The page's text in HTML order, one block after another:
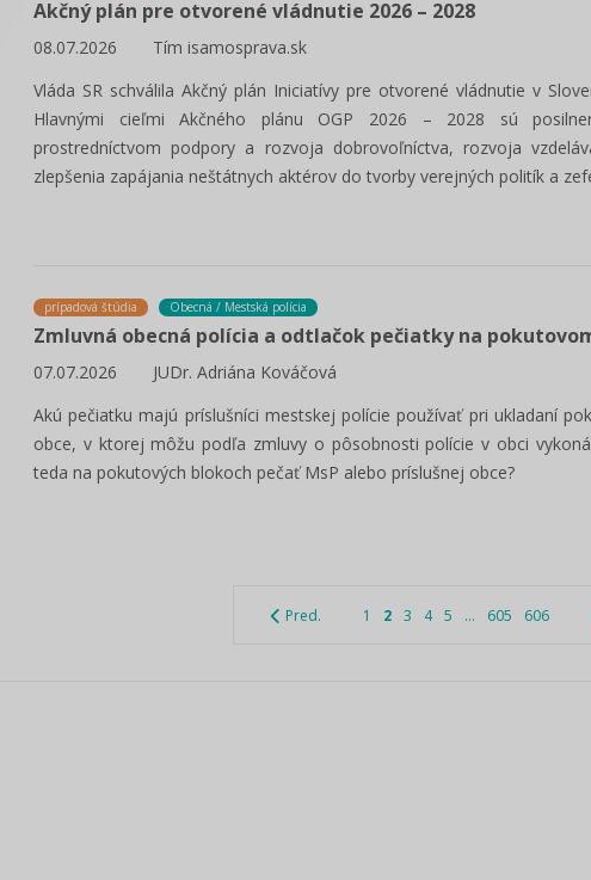
Akčný plán pre otvorené vládnutie 2026 – 2028
08.07.2026
Tím isamosprava.sk
Vláda SR schválila Akčný plán Iniciatívy pre otvorené vládnutie v
Hlavnými cieľmi Akčného plánu OGP 2026 – 2028 sú
prostredníctvom podpory a rozvoja dobrovoľníctva, rozvoja
zlepšenia zapájania neštátnych aktérov do tvorby verejných politík a
prípadová štúdia Obecná / Mestská polícia
Zmluvná obecná polícia a odtlačok pečiatky na
07.07.2026
JUDr. Adriána Kováčová
Akú pečiatku majú príslušníci mestskej polície používať pri ukladaní
obce, v ktorej môžu podľa zmluvy o pôsobnosti polície v obci
teda na pokutových blokoch pečať MsP alebo príslušnej obce?
Pred. 1 2 3 4 5 ... 605 606